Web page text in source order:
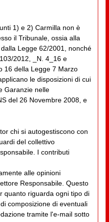
1) e 2) Carmilla non è
il Tribunale, ossia alla
Legge 62/2001, nonché
2012, _N. 4_16 e
16 della Legge 7 Marzo
le disposizioni di cui
Garanzie nelle
del 26 Novembre 2008, e
chi si autogestiscono con
del collettivo
I contributi
alle opinioni
Responsabile. Questo
quanto riguarda ogni tipo di
composizione di eventuali
tramite l'e-mail sotto